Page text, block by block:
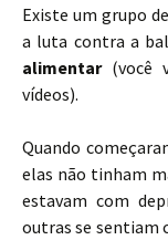
Existe um grupo
a luta contra a
alimentar(você
vídeos).
Quando
elas não tinham
estavam com
outras se sentiam